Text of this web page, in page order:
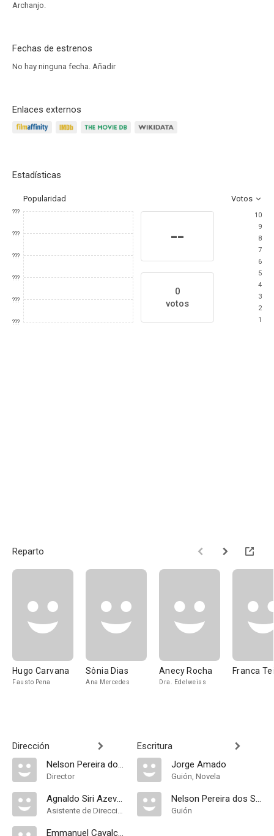
Archanjo.
Fechas de estrenos
No hay ninguna fecha. Añadir
Enlaces externos
Estadísticas
Popularidad Votos
???
???
???
???
???
???
--
0
votos
10
9
8
7
6
5
4
3
2
1
Reparto
Hugo Carvana
Fausto Pena
Sônia Dias
Ana Mercedes
Anecy Rocha
Dra. Edelweiss
Franca
Dirección
Nelson Pereira dos Santos
Director
Agnaldo Siri Azevedo
Asistente de Dirección
Emmanuel Cavalcanti
Escritura
Jorge Amado
Guión, Novela
Nelson Pereira dos Santos
Guión